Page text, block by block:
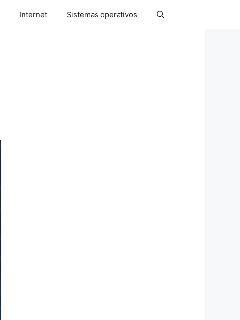
Internet Sistemas operativos